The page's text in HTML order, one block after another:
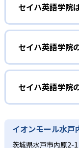
セイハ英語学院で
の専門性を生かし
文法や日本語での
し、外国人講師は
行う。双方向のア
が主体的に英語を
よい英語力を育成
2
急な予定や体調不
セイハ英語学院
リス
外国人講師による
音声化する方法）
幼児期にリスニン
る。オールイン
ートするため、安
ある保護者にも適
セイハ英語学院
ど
セイハ英語学院は
門的な指導が受
を深め、外国人講
上させることで、
ンが無料で学習機
センター内に教室
セイハ英語学院
セイハ英語学院は
イオンモール水戸
茨城県水戸市内原2-